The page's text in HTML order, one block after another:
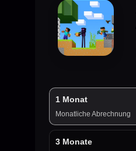
1 Monat
Monatliche Abrechnung
3 Monate